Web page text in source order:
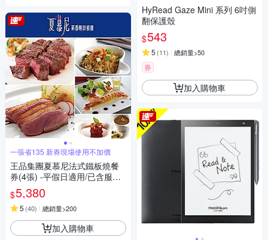
一張省135 新券現場使用不加價
王品集團夏慕尼法式鐵板燒餐
券(4張) -平假日適用/已含服務
費(新券)
$5,380
5 (40) 總銷量>200
加入購物車
HyRead Gaze Mini 系列 6吋側
翻保護殼
$543
5 (11) 總銷量>50
券
加入購物車